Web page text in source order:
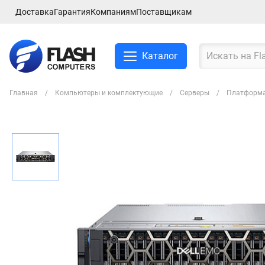
ДоставкаГарантияКомпаниямПоставщикам
Каталог
Главная Компьютеры и комплектующие Серверы Платформа
Ноутбуки и аксессуры
Компьютеры и
Сетевое оборудование
ТВ, Аудио и Видео